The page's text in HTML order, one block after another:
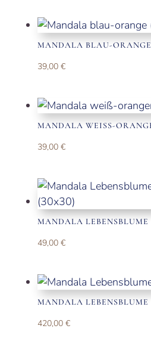
MANDALA BLAU-
39,00 €
MANDALA WEISS-
39,00 €
MANDALA LEBENSBLUME
49,00 €
MANDALA
420,00 €